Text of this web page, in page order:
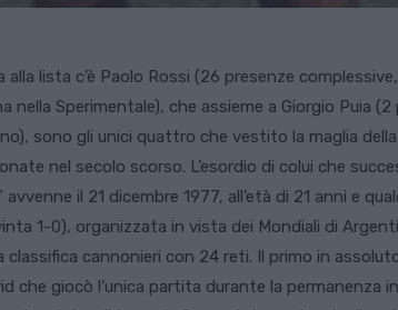
alla lista c’è Paolo Rossi (26 presenze
nella Sperimentale), che assieme a Giorgio Puia (2
sono gli unici quattro che vestito la maglia
nel secolo scorso. L’esordio di colui che
il 21 dicembre 1977, all’età di 21 anni e
1-0), organizzata in vista dei Mondiali di
cannonieri con 24 reti. Il primo in
che giocò l’unica partita durante la permanenza